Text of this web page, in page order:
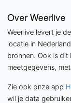
Over Weerlive
Weerlive levert je
locatie in
bronnen. Ook is dit
meetgegevens,
Zie ook onze app
wil je data